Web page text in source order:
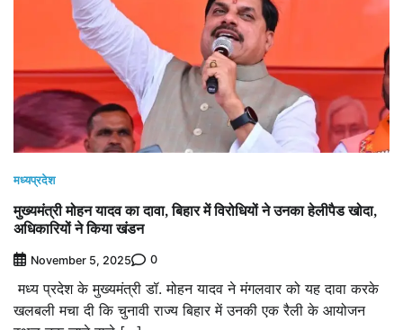
मध्यप्रदेश
मुख्यमंत्री मोहन यादव का दावा, बिहार में विरोधियों ने उनका हेलीपैड खोदा,
अधिकारियों ने किया खंडन
November 5, 2025 0
मध्य प्रदेश के मुख्यमंत्री डॉ. मोहन यादव ने मंगलवार को यह दावा करके
खलबली मचा दी कि चुनावी राज्य बिहार में उनकी एक रैली के आयोजन